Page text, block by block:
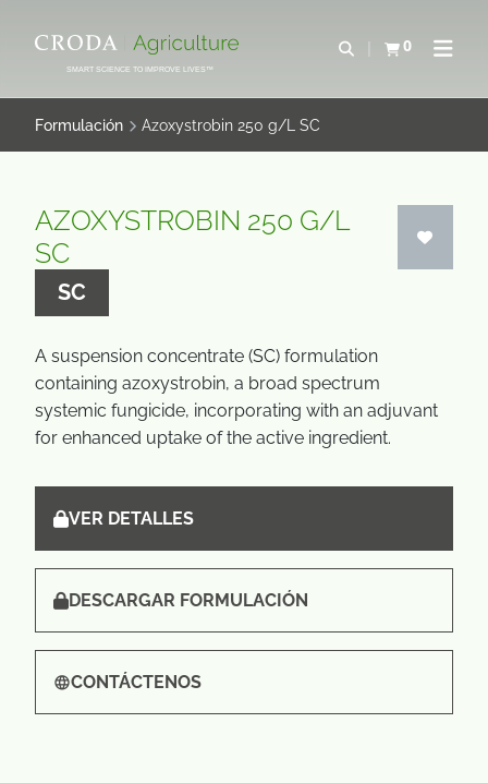
CONTENIDOSMART SCIENCE TO IMPROVE LIVES™
Abrir0
Ver carritoAbrir
Formulación Azoxystrobin 250 g/L SC
AZOXYSTROBIN 250 G/L
SC
SC
A suspension concentrate (SC) formulation
containing azoxystrobin, a broad spectrum
systemic fungicide, incorporating with an adjuvant
for enhanced uptake of the active ingredient.
VER DETALLES
DESCARGAR FORMULACIÓN
CONTÁCTENOS